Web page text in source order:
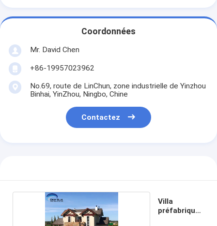
Coordonnées
Mr. David Chen
+86-19957023962
No.69, route de LinChun, zone industrielle de Yinzhou
Binhai, YinZhou, Ningbo, Chine
Contactez
Villa
préfabriquée